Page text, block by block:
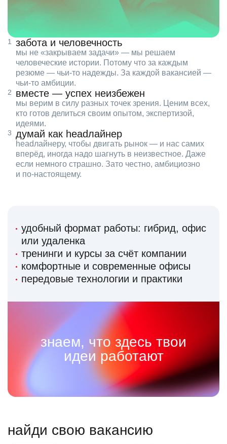
забота и человечность
мы не «закрываем задачи» — мы решаем
человеческие истории. Потому что за каждым
резюме — чьи‑то надежды. За каждой вакансией —
чьи‑то амбиции.
вместе — успех неизбежен
мы верим в силу разных точек зрения. Ценим всех,
кто готов делиться своим опытом, экспертизой,
идеями.
думай как headлайнер
headлайнеру, чтобы двигать рынок — и нас самих
вперёд, иногда надо шагнуть в неизвестное. Даже
если немного страшно. Зато честно, амбициозно
и по‑настоящему.
удобный формат работы: гибрид, офис
или удаленка
тренинги и курсы за счёт компании
комфортные и современные офисы
передовые технологии и практики
знаем, что здесь твои
идеи работают
найди свою вакансию